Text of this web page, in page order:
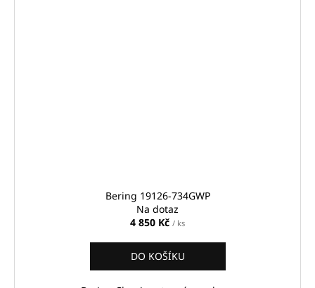
Bering 19126-734GWP
Na dotaz
4 850 Kč / ks
DO KOŠÍKU